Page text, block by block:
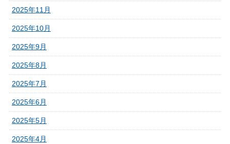
2025年11月
2025年10月
2025年9月
2025年8月
2025年7月
2025年6月
2025年5月
2025年4月